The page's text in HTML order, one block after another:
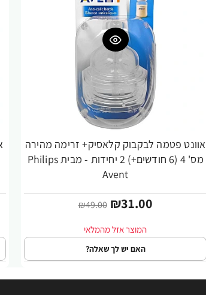
-37%
אוונט פטמה לבקבוק קלאסיק+ זרימה מהירה
מס' 4 (6 חודשים+) 2 יחידות - מבית Philips
Avent
₪31.00
₪49.00
האם יש לך שאלה?